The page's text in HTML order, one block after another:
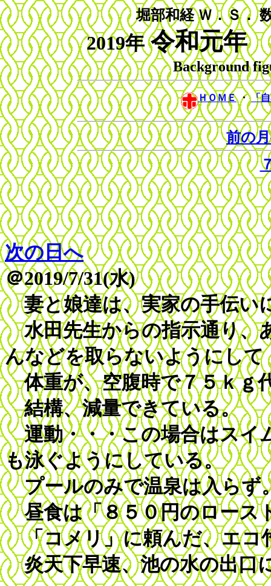
堀部和経 Ｗ．Ｓ．
2019年 令和元年
Background
ＨＯＭＥ・ 「
前の
次の日へ
＠2019/7/31(水)
妻と娘達は、実家の手伝い
水田先生からの指示通り、
んなどを取らないようにして
体重が、空腹時で７５ｋｇ
結構、減量できている。
運動・・・この場合はスイ
も泳ぐようにしている。
プールのみで温泉は入らず
昼食は「８５０円のロース
「コメリ」に頼んだ、エコ
炎天下早速、池の水の出口